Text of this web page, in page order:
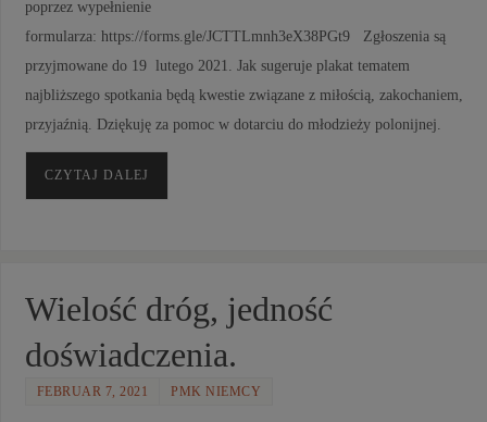
poprzez wypełnienie
formularza: https://forms.gle/JCTTLmnh3eX38PGt9 Zgłoszenia są
przyjmowane do 19 lutego 2021. Jak sugeruje plakat tematem
najbliższego spotkania będą kwestie związane z miłością, zakochaniem,
przyjaźnią. Dziękuję za pomoc w dotarciu do młodzieży polonijnej.
CZYTAJ DALEJ
Wielość dróg, jedność
doświadczenia.
FEBRUAR 7, 2021 PMK NIEMCY